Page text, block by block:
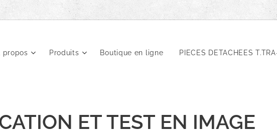
propos Produits Boutique en ligne PIECES DETACHEES
ET TEST EN IMAGE